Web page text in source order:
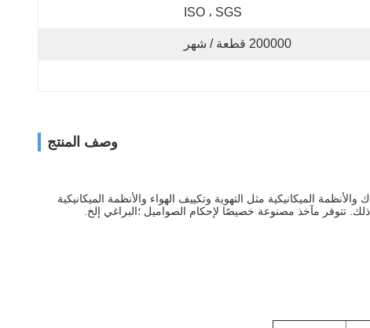
ISO ، SGS
200000 قطعة / شهر
وصف المنتج
والأنظمة الميكانيكية مثل التهوية وتكييف الهواء والأنظمة الميكانيكية